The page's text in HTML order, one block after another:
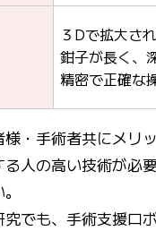
３Dで拡大さ
鉗子が長く、
精密で正確な
・手術者共にメリ
人の高い技術が必
でも、手術支援ロ